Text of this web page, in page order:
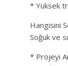
* Yüksek
Hangisini
Soğuk ve
* Projeyi